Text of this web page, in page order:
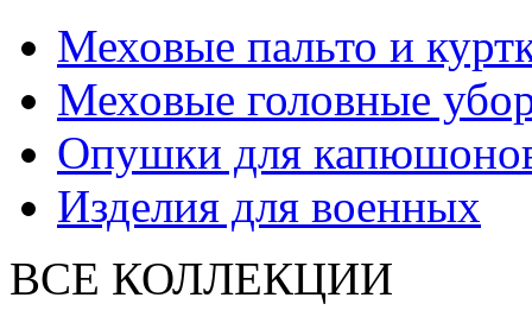
Меховые пальто и
Меховые головные
Опушки для
Изделия для военных
ВСЕ КОЛЛЕКЦИИ